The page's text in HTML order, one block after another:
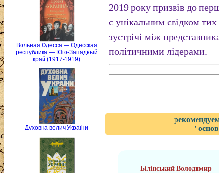
Вольная Одесса — Одесская
республика — Юго-Западный
край (1917-1919)
Духовна велич України
2019 року призвів до
є унікальним свідком
зустрічі між
політичними лідерами.
Білінський Володимир